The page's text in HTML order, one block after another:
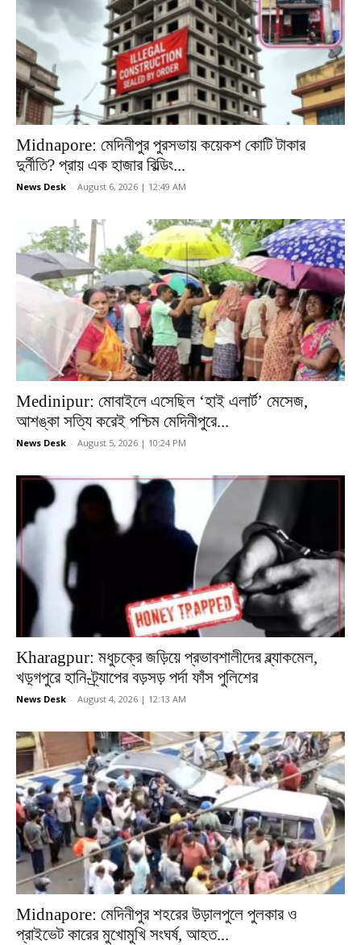
Midnapore: মেদিনীপুর পুরসভায় কয়েকশ কোটি টাকার
দুর্নীতি? প্রায় এক হাজার বিল্ডিং...
News Desk - August 6, 2026 | 12:49 AM
Medinipur: মোবাইলে এসেছিল ‘হাই এলার্ট’ মেসেজ,
আশঙ্কা সত্যি করেই পশ্চিম মেদিনীপুরে...
News Desk - August 5, 2026 | 10:24 PM
Kharagpur: মধুচক্রে জড়িয়ে প্রভাবশালীদের ব্ল্যাকমেল,
খড়্গপুরে হানি-ট্র্যাপের বড়সড় পর্দা ফাঁস পুলিশের
News Desk - August 4, 2026 | 12:13 AM
Midnapore: মেদিনীপুর শহরের উড়ালপুলে পুলকার ও
প্রাইভেট কারের মুখোমুখি সংঘর্ষ, আহত...